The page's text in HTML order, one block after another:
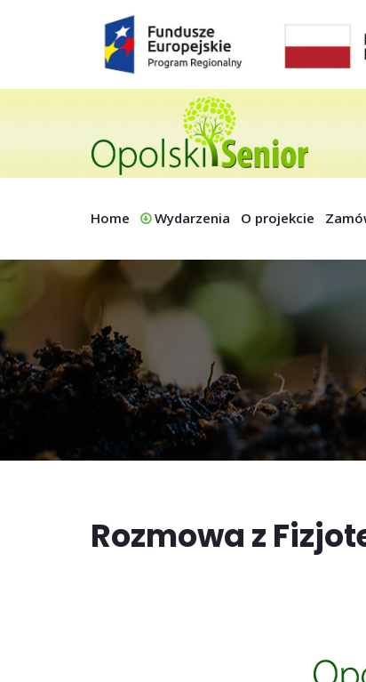
Home Wydarzenia O projekcie
Rozmowa z